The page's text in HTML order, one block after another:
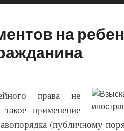
на
права не
применение
(публичному